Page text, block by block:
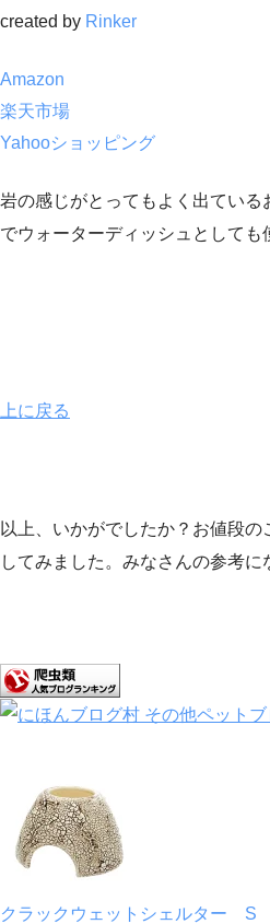
created by Rinker
Amazon
楽天市場
Yahooショッピング
岩の感じがとってもよく出てい
でウォーターディッシュとしても
上に戻る
以上、いかがでしたか？お値段
してみました。みなさんの参考に
クラックウェットシェルター